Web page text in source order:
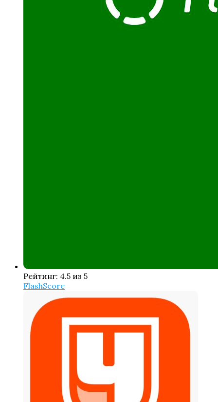
Рейтинг: 4.5 из 5
FlashScore